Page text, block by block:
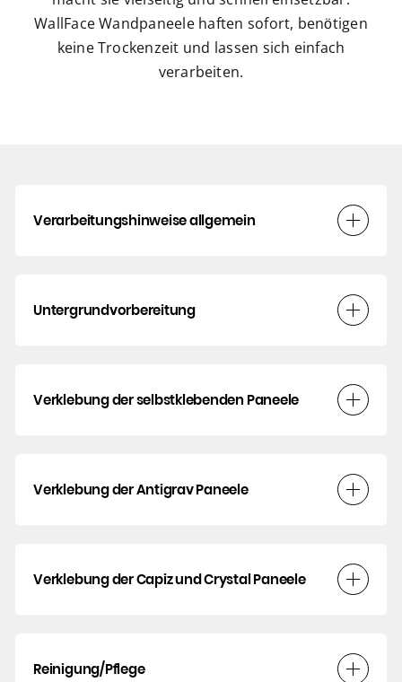
WallFace Wandpaneele haften sofort, benötigen
keine Trockenzeit und lassen sich einfach
verarbeiten.
Verarbeitungshinweise allgemein
Untergrundvorbereitung
Verklebung der selbstklebenden Paneele
Verklebung der Antigrav Paneele
Verklebung der Capiz und Crystal Paneele
Reinigung/Pflege